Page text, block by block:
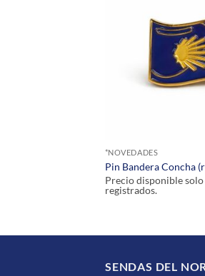
*NOVEDADES
Pin Bandera Concha
Precio disponible
registrados.
SENDAS DEL